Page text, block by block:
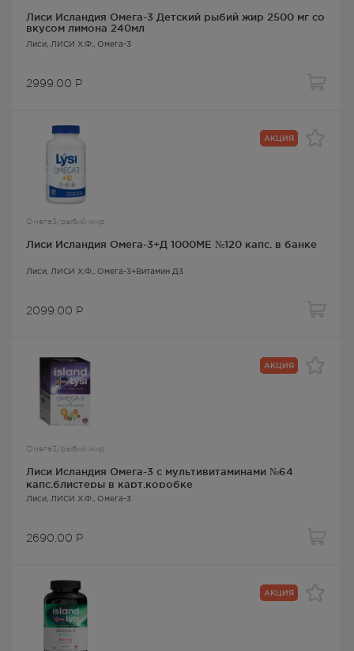
Лиси Исландия Омега-3 Детский рыбий жир 2500 мг со
вкусом лимона 240мл
Лиси , ЛИСИ Х.Ф., Омега-3
2999.00 Р
АКЦИЯ
Омега3/рыбий жир
Лиси Исландия Омега-3+Д 1000МЕ №120 капс. в банке
Лиси , ЛИСИ Х.Ф., Омега-3+Витамин Д3
2099.00 Р
АКЦИЯ
Омега3/рыбий жир
Лиси Исландия Омега-3 с мультивитаминами №64
капс.блистеры в карт.коробке
Лиси , ЛИСИ Х.Ф., Омега-3
2690.00 Р
АКЦИЯ